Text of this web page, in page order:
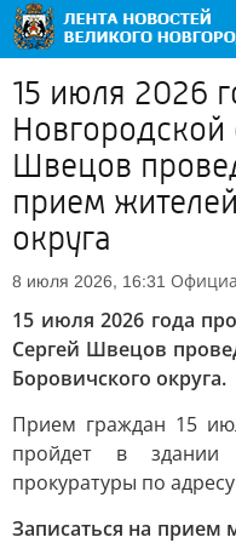
15 июля 2026
Новгородской
Швецов
прием
округа
8 июля 2026, 16:31
15 июля 2026 года
Сергей Швецов
Боровичского округа.
Прием граждан 15
пройдет в здании
прокуратуры по
Записаться на